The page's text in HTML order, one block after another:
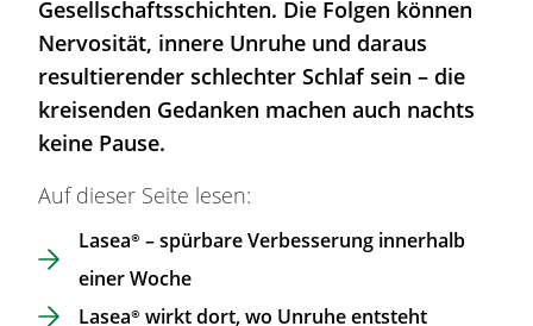
Gesellschaftsschichten. Die Folgen können
Nervosität, innere Unruhe und daraus
resultierender schlechter Schlaf sein – die
kreisenden Gedanken machen auch nachts
keine Pause.
Auf dieser Seite lesen:
Lasea® – spürbare Verbesserung innerhalb
einer Woche
Lasea® wirkt dort, wo Unruhe entsteht